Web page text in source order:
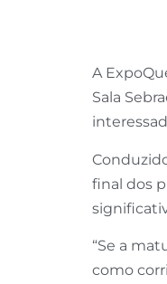
A
Sala
final dos
“Se a
como